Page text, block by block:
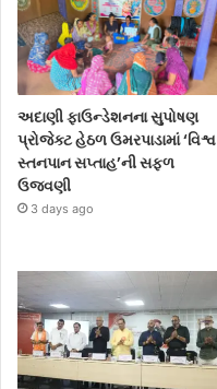
અદાણી ફાઉન્ડેશનના સુપોષણ
પ્રોજેક્ટ હેઠળ ઉમરપાડામાં ‘વિશ્વ
સ્તનપાન સપ્તાહ’ની સફળ
ઉજવણી
3 days ago